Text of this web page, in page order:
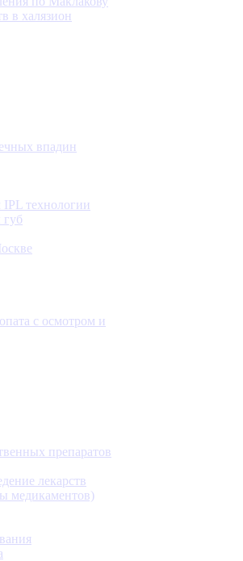
в халязион
впадин
IPL технологии
с осмотром и
препаратов
лекарств
медикаментов)